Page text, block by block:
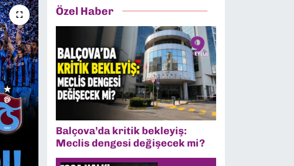
Özel Haber
Balçova’da kritik bekleyiş:
Meclis dengesi değişecek mi?